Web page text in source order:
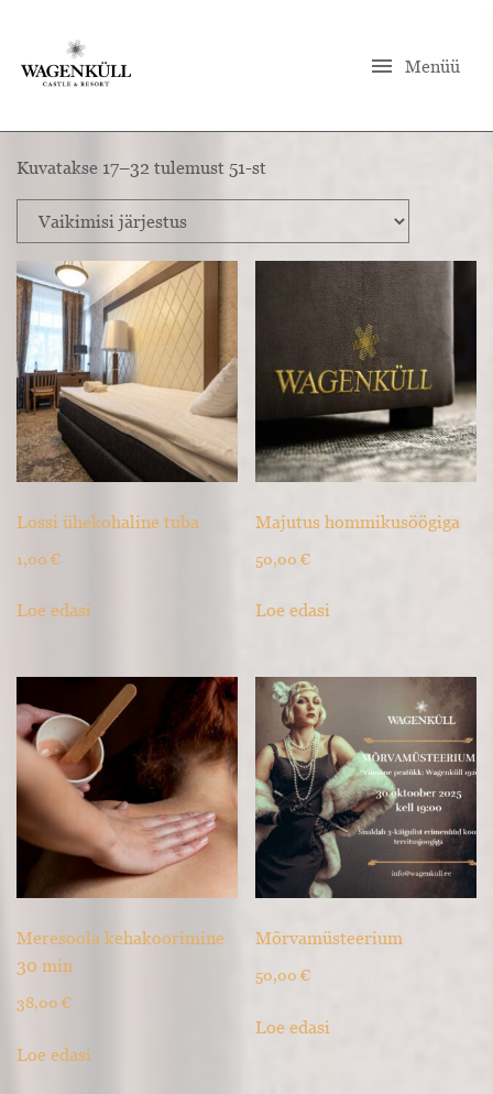
menu Menüü
Kuvatakse 17–32 tulemust 51-st
Lossi ühekohaline tuba
1,00 €
Loe edasi
Majutus hommikusöögiga
50,00€
Loe edasi
Meresoola kehakoorimine
30 min
38,00 €
Loe edasi
Mõrvamüsteerium
50,00€
Loe edasi